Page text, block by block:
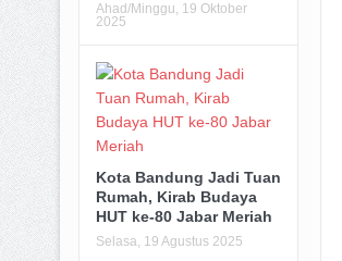
Ahad/Minggu, 19 Oktober
2025
Kota Bandung Jadi Tuan
Rumah, Kirab Budaya
HUT ke-80 Jabar Meriah
Selasa, 19 Agustus 2025